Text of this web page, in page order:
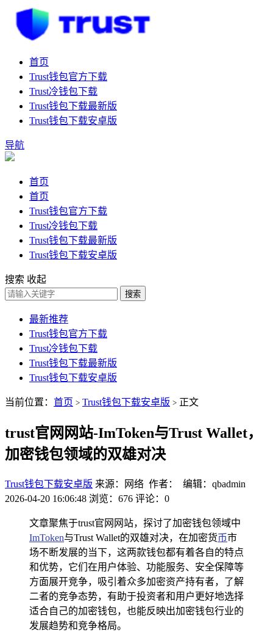
首页
Trust钱包官方下载
Trust冷钱包下载
Trust钱包下载最新版
Trust钱包下载安卓版
导航
首页
首页
Trust钱包官方下载
Trust冷钱包下载
Trust钱包下载最新版
Trust钱包下载安卓版
搜索 收起
搜索
最新推荐
Trust钱包官方下载
Trust冷钱包下载
Trust钱包下载最新版
Trust钱包下载安卓版
当前位置： 首页 > Trust钱包下载安卓版 > 正文
trust官网网站-ImToken与Trust Wallet，
加密钱包领域的双雄对决
Trust钱包下载安卓版 来源：网络 作者： 编辑：qbadmin
2026-04-20 16:06:48 浏览：676 评论：0
文章聚焦于trust官网网站，探讨了加密钱包领域中
ImToken与Trust Wallet的双雄对决，在加密货币市
场不断发展的当下，这两款钱包都有着各自的特点
和优势，它们在用户体验、功能服务、安全保障等
方面展开竞争，吸引着众多加密资产持有者，了解
二者的竞争态势，有助于投资者和用户更好地选择
适合自己的加密钱包，也能反映出加密钱包行业的
发展趋势和竞争格局。